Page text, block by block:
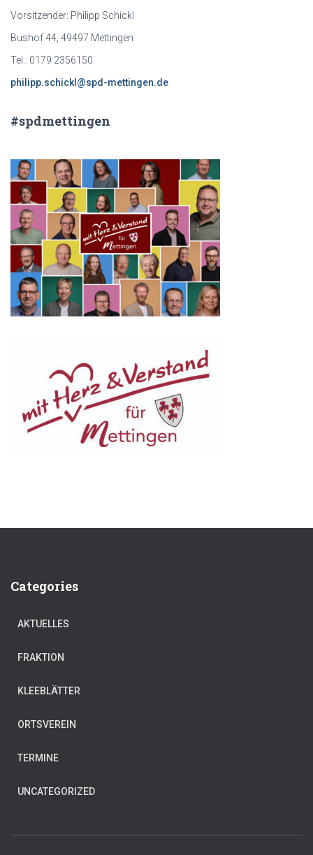
Vorsitzender: Philipp Schickl
Bushof 44, 49497 Mettingen
Tel.: 0179 2356150
philipp.schickl@spd-mettingen.de
#spdmettingen
Categories
AKTUELLES
FRAKTION
KLEEBLÄTTER
ORTSVEREIN
TERMINE
UNCATEGORIZED